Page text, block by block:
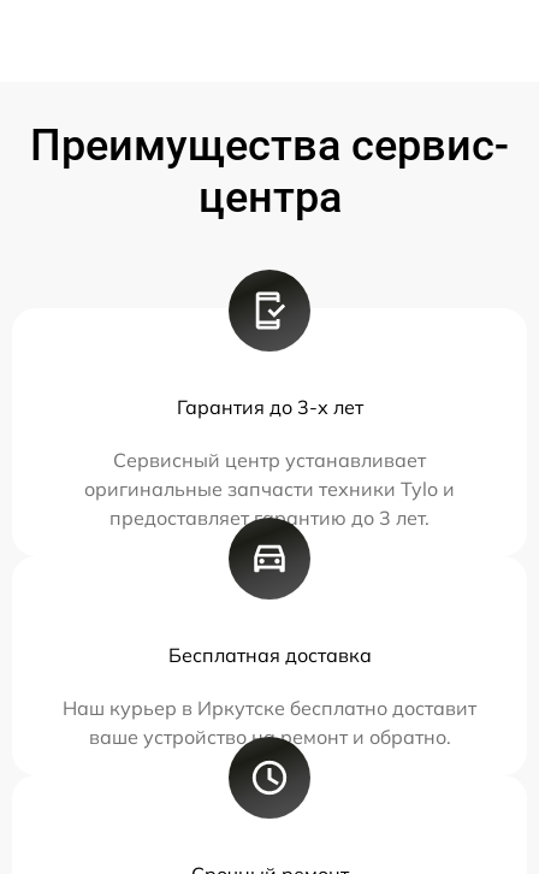
Преимущества сервис-
центра
Гарантия до 3-х лет
Сервисный центр устанавливает
оригинальные запчасти техники Tylo и
предоставляет гарантию до 3 лет.
Бесплатная доставка
Наш курьер в Иркутске бесплатно доставит
ваше устройство на ремонт и обратно.